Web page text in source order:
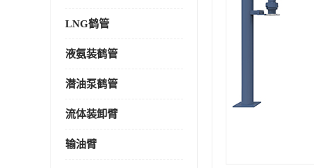
LNG鹤管
液氨装鹤管
潜油泵鹤管
流体装卸臂
输油臂